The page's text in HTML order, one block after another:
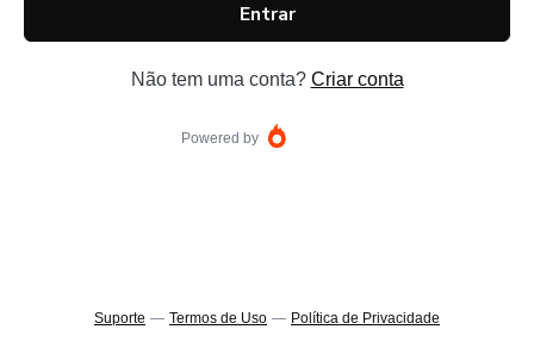
Entrar
Não tem uma conta? Criar conta
Powered by
Suporte — Termos de Uso — Política de Privacidade